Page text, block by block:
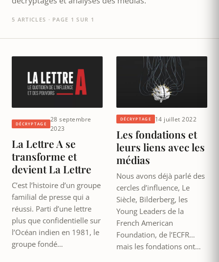
5 ARTICLES · PAGE 1 SUR 1
DÉCRYPTAGE
28 septembre
2023
La Lettre A se
transforme et
devient La Lettre
C’est l’histoire d’un groupe
familial de presse qui a
réussi. Parti d’une lettre
plus que confidentielle sur
l’Océan indien en 1981, le
groupe fondé…
DÉCRYPTAGE 14 juillet 2022
Les fondations et
leurs liens avec les
médias
Nous avons déjà parlé des
cercles d’influence, Le
Siècle, Bilderberg, les
Young Leaders de la
French American
Foundation, de l’ECFR…
mais les fondations ont…